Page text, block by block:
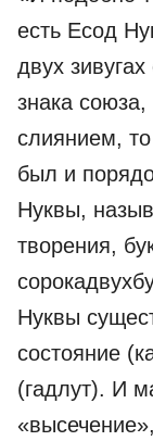
есть Есод
двух
знака союза,
слиянием,
был и
Нуквы,
творения,
Нуквы
состояние
(гадлут). И